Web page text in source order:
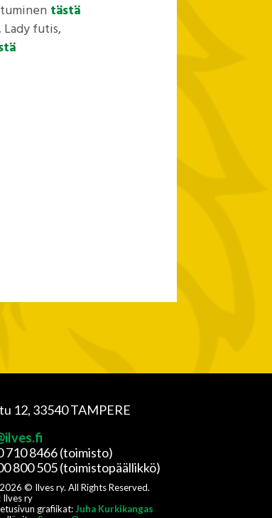
tästä
Lady futis,
12, 33540 TAMPERE
710 8466 (toimisto)
800 505 (toimistopäällikkö)
2026 © Ilves ry. All Rights Reserved.
Ilves ry
grafiikat:Juha Kurkikangas